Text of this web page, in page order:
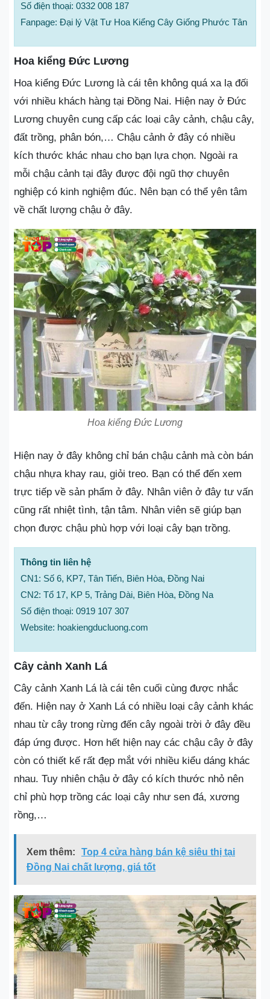
Số điện thoại: 0332 008 187
Fanpage: Đại lý Vật Tư Hoa Kiểng Cây Giống Phước Tân
Hoa kiểng Đức Lương
Hoa kiểng Đức Lương là cái tên không quá xa lạ đối
với nhiều khách hàng tại Đồng Nai. Hiện nay ở Đức
Lương chuyên cung cấp các loại cây cảnh, chậu cây,
đất trồng, phân bón,… Chậu cảnh ở đây có nhiều
kích thước khác nhau cho bạn lựa chọn. Ngoài ra
mỗi chậu cảnh tại đây được đội ngũ thợ chuyên
nghiệp có kinh nghiệm đúc. Nên bạn có thể yên tâm
về chất lượng chậu ở đây.
Hoa kiểng Đức Lương
Hiện nay ở đây không chỉ bán chậu cảnh mà còn bán
chậu nhựa khay rau, giỏi treo. Bạn có thể đến xem
trực tiếp về sản phẩm ở đây. Nhân viên ở đây tư vấn
cũng rất nhiệt tình, tận tâm. Nhân viên sẽ giúp bạn
chọn được chậu phù hợp với loại cây bạn trồng.
Thông tin liên hệ
CN1: Số 6, KP7, Tân Tiến, Biên Hòa, Đồng Nai
CN2: Tổ 17, KP 5, Trảng Dài, Biên Hòa, Đồng Na
Số điện thoại: 0919 107 307
Website: hoakiengducluong.com
Cây cảnh Xanh Lá
Cây cảnh Xanh Lá là cái tên cuối cùng được nhắc
đến. Hiện nay ở Xanh Lá có nhiều loại cây cảnh khác
nhau từ cây trong rừng đến cây ngoài trời ở đây đều
đáp ứng được. Hơn hết hiện nay các chậu cây ở đây
còn có thiết kế rất đẹp mắt với nhiều kiểu dáng khác
nhau. Tuy nhiên chậu ở đây có kích thước nhỏ nên
chỉ phù hợp trồng các loại cây như sen đá, xương
rồng,…
Xem thêm:
Top 4 cửa hàng bán kệ siêu thị tại
Đồng Nai chất lượng, giá tốt